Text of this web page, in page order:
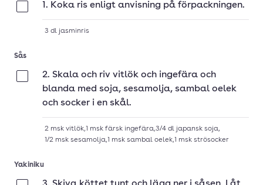
1. Koka ris enligt anvisning på förpackningen.
3 dl jasminris
Sås
2. Skala och riv vitlök och ingefära och
blanda med soja, sesamolja, sambal oelek
och socker i en skål.
2 msk vitlök,1 msk färsk ingefära,3/4 dl japansk soja,
1/2 msk sesamolja,1 msk sambal oelek,1 msk strösocker
Yakiniku